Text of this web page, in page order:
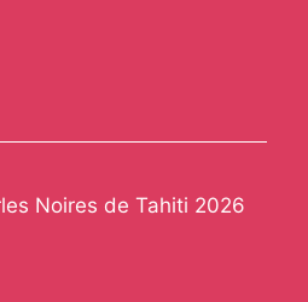
Noires de Tahiti 2026